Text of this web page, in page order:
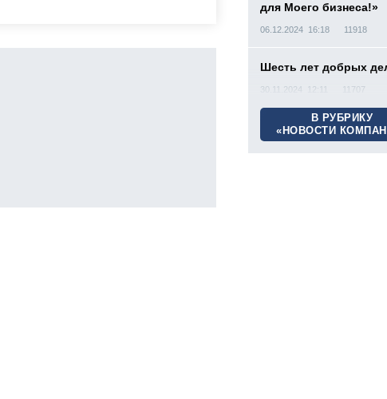
для Моего бизнеса!»
06.12.2024 16:18 11918
Шесть лет добрых
30.11.2024 12:11 11707
В РУБРИКУ
«НОВОСТИ